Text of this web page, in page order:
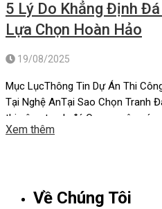
5 Lý Do Khẳng Định
Lựa Chọn Hoàn Hảo
19/08/2025
Mục LụcThông Tin Dự Án Thi
Tại Nghệ AnTại Sao Chọn Tranh
thi công tranh đá Onyx xuyên
thành công trình tranh đá Onyx
Xem thêm
Về Chúng Tôi